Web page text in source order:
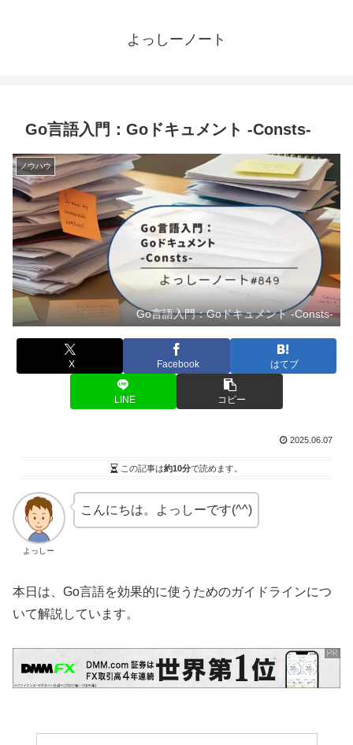
よっしーノート
Go言語入門：Goドキュメント -Consts-
ノウハウ
Go言語入門：Goドキュメント -Consts-
X Facebook はてブ
LINE コピー
2025.06.07
この記事は約10分で読めます。
よっしー
こんにちは。よっしーです(^^)
本日は、Go言語を効果的に使うためのガイドラインにつ
いて解説しています。